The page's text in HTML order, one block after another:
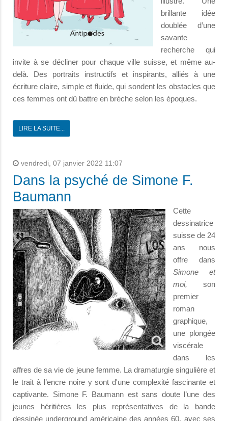
brillante idée
doublée d’une
savante
recherche qui
invite à se décliner pour chaque ville suisse, et même au-
delà. Des portraits instructifs et inspirants, alliés à une
écriture claire, simple et fluide, qui sondent les obstacles que
ces femmes ont dû battre en brèche selon les époques.
LIRE LA SUITE...
vendredi, 07 janvier 2022 11:07
Dans la psyché de Simone F.
Baumann
Cette
dessinatrice
suisse de 24
ans nous
offre dans
Simone et
moi, son
premier
roman
graphique,
une plongée
viscérale
dans les
affres de sa vie de jeune femme. La dramaturgie singulière et
le trait à l’encre noire y sont d'une complexité fascinante et
captivante. Simone F. Baumann est sans doute l’une des
jeunes héritières les plus représentatives de la bande
dessinée underground américaine des années 60, avec ses